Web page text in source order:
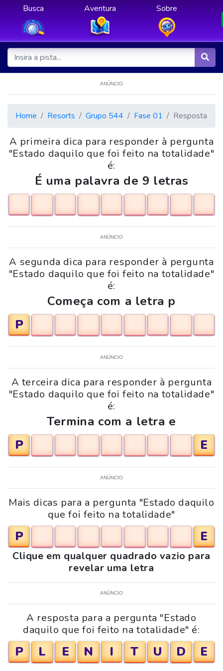
Busca Aventura Sobre
ANÚNCIO
Home Resorts Grupo 544 Fase 01 Resposta
A primeira dica para responder à pergunta
"Estado daquilo que foi feito na totalidade"
é:
É uma palavra de 9 letras
ANÚNCIO
A segunda dica para responder à pergunta
"Estado daquilo que foi feito na totalidade"
é:
Começa com a letra p
P
ANÚNCIO
A terceira dica para responder à pergunta
"Estado daquilo que foi feito na totalidade"
é:
Termina com a letra e
P
E
ANÚNCIO
Mais dicas para a pergunta "Estado daquilo
que foi feito na totalidade"
P E
Clique em qualquer quadrado vazio para
revelar uma letra
ANÚNCIO
A resposta para a pergunta "Estado
daquilo que foi feito na totalidade" é:
P L E N I T U D E